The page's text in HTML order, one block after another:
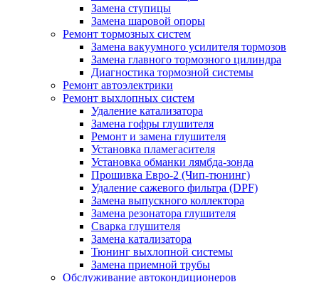
Замена ступицы
Замена шаровой опоры
Ремонт тормозных систем
Замена вакуумного усилителя тормозов
Замена главного тормозного цилиндра
Диагностика тормозной системы
Ремонт автоэлектрики
Ремонт выхлопных систем
Удаление катализатора
Замена гофры глушителя
Ремонт и замена глушителя
Установка пламегасителя
Установка обманки лямбда-зонда
Прошивка Евро-2 (Чип-тюнинг)
Удаление сажевого фильтра (DPF)
Замена выпускного коллектора
Замена резонатора глушителя
Сварка глушителя
Замена катализатора
Тюнинг выхлопной системы
Замена приемной трубы
Обслуживание автокондиционеров